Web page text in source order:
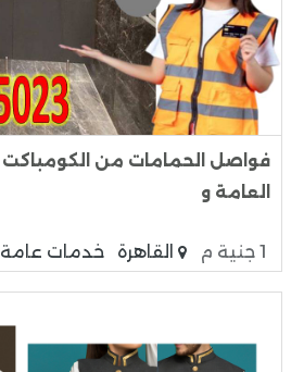
العامة و
1 جنية م القاهرة خدمات عامة